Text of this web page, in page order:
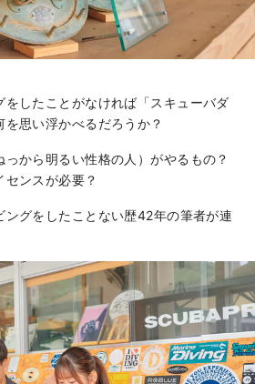
をしたことがなければ「スキューバダ
思い浮かべるだろうか？
っから明るい性格の人）がやるもの？
ンスが必要？
ングをしたことない歴42年の筆者が連